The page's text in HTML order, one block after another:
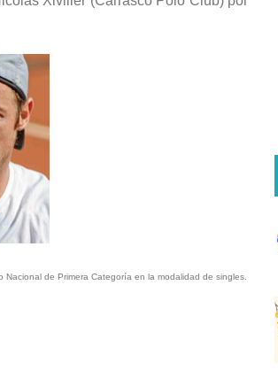
de Primera Categoría en la modalidad de singles.